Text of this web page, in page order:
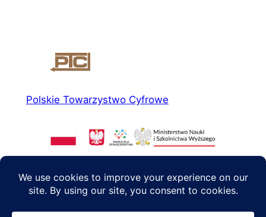
Polskie Towarzystwo Cyfrowe
O nas Media społecznościowe